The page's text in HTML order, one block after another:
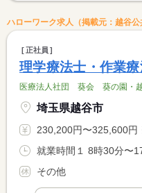
ハローワーク求人（掲載元：越谷公
正社員
理学療法士・作業
医療法人社団 葵会 葵の園・
埼玉県越谷市
230,200円〜325,600円 ※フルタイム求人の場合は
就業時間１ 8時30分〜
その他